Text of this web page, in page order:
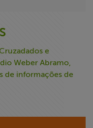
e
Weber Abramo,
de informações de